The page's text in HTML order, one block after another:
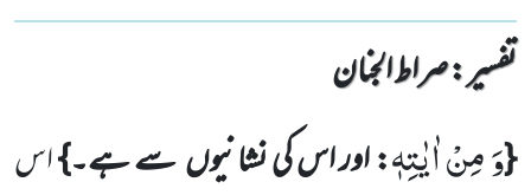
تفسیر : ‎صراط الجنان
{وَ مِنْ اٰیٰتِهٖ: اور اس کی نشانیوںسے ہے۔}اس